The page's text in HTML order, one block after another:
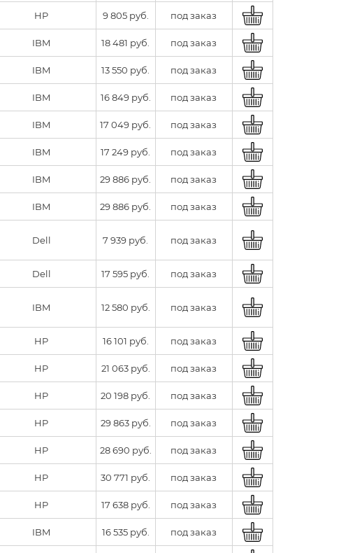
HP 9 805 руб. под заказ
IBM 18 481 руб. под заказ
IBM 13 550 руб. под заказ
IBM 16 849 руб. под заказ
IBM 17 049 руб. под заказ
IBM 17 249 руб. под заказ
IBM 29 886 руб. под заказ
IBM 29 886 руб. под заказ
Dell 7 939 руб. под заказ
Dell 17 595 руб. под заказ
IBM 12 580 руб. под заказ
HP 16 101 руб. под заказ
HP 21 063 руб. под заказ
HP 20 198 руб. под заказ
HP 29 863 руб. под заказ
HP 28 690 руб. под заказ
HP 30 771 руб. под заказ
HP 17 638 руб. под заказ
IBM 16 535 руб. под заказ